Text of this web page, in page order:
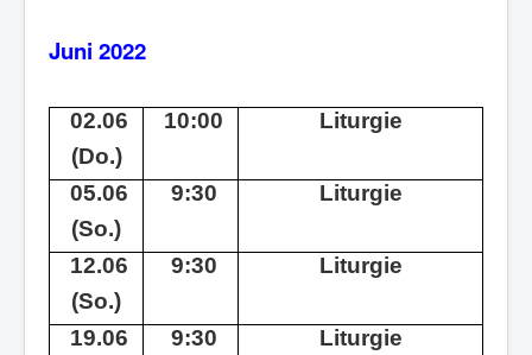
Juni 2022
02.06
(Do.)
10:00 Liturgie
05.06
(So.)
9:30 Liturgie
12.06
(So.)
9:30 Liturgie
19.06
9:30 Liturgie